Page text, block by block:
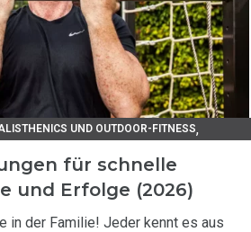
UND OUTDOOR-FITNESS,
für schnelle
und Erfolge (2026)
in der Familie! Jeder kennt es aus